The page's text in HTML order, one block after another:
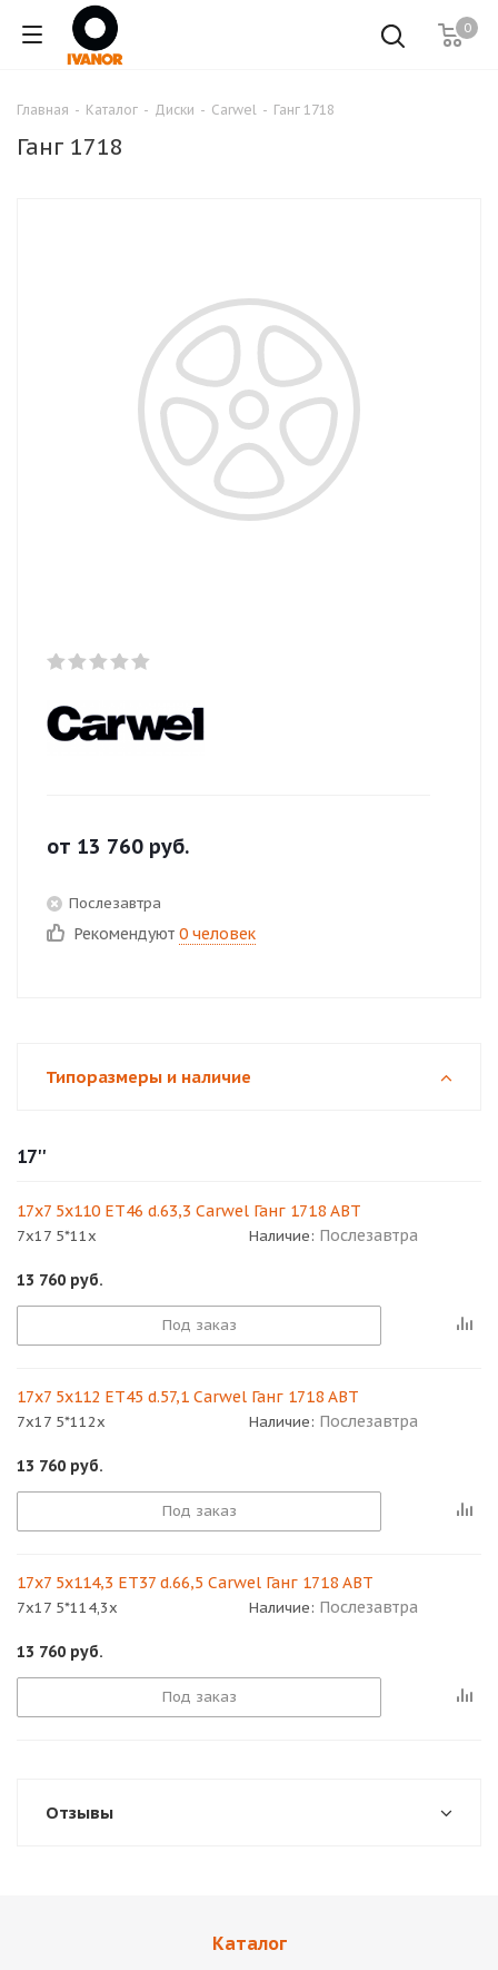
0
Главная - Каталог - Диски - Carwel - Ганг 1718
Ганг 1718
от 13 760 руб.
Послезавтра
Рекомендуют 0 человек
Типоразмеры и наличие
17''
17x7 5x110 ET46 d.63,3 Carwel Ганг 1718 ABT
7x17 5*11x Наличие: Послезавтра
13 760 руб.
Под заказ
17x7 5x112 ET45 d.57,1 Carwel Ганг 1718 ABT
7x17 5*112x Наличие: Послезавтра
13 760 руб.
Под заказ
17x7 5x114,3 ET37 d.66,5 Carwel Ганг 1718 ABT
7x17 5*114,3x Наличие: Послезавтра
13 760 руб.
Под заказ
Отзывы
Каталог